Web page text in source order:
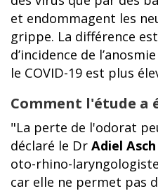
et endommagent les
grippe. La différence
d’incidence de
le COVID-19 est plus
Comment l'étude a
"La perte de l'odorat
déclaré le Dr Adiel
oto-rhino-
car elle ne permet pas